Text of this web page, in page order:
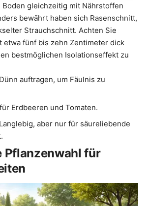
gleichzeitig mit Nährstoffen
bewährt haben sich Rasenschnitt,
Strauchschnitt. Achten Sie
etwa fünf bis zehn Zentimeter dick
bestmöglichen Isolationseffekt zu
Dünn auftragen, um Fäulnis zu
Erdbeeren und Tomaten.
Langlebig, aber nur für säureliebende
Pflanzenwahl für